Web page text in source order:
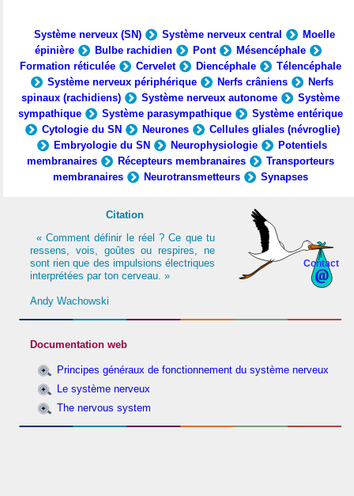
Système nerveux (SN) Système nerveux central
Moelle
épinière
Bulbe rachidien Pont
Mésencéphale
Formation réticulée
Cervelet Diencéphale
Télencéphale
Système nerveux périphérique
Nerfs crâniens
Nerfs
spinaux (rachidiens)
Système nerveux autonome
Système
sympathique
Système parasympathique
Système entérique
Cytologie du SN
Neurones
Cellules gliales (névroglie)
Embryologie du SN
Neurophysiologie
Potentiels
membranaires
Récepteurs membranaires
Transporteurs
membranaires
Neurotransmetteurs Synapses
Contact
Citation
« Comment définir le réel ? Ce que tu
ressens, vois, goûtes ou respires, ne
sont rien que des impulsions électriques
interprétées par ton cerveau. »
Andy Wachowski
Documentation web
Principes généraux de fonctionnement du système nerveux
Le système nerveux
The nervous system